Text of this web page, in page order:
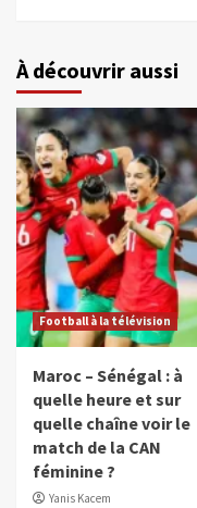
À découvrir aussi
Football à la télévision
Maroc – Sénégal : à
quelle heure et sur
quelle chaîne voir le
match de la CAN
féminine ?
Yanis Kacem